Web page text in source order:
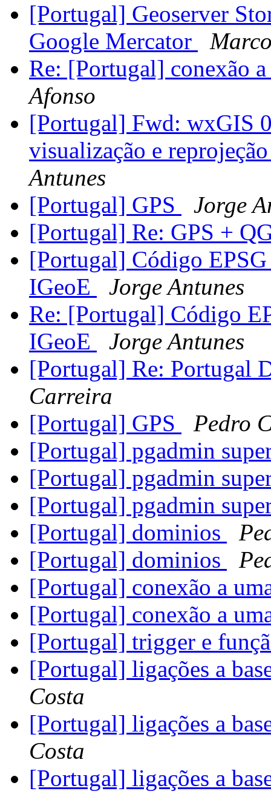
[Portugal] Geoserver
Google Mercator
Re: [Portugal] conexão
Afonso
[Portugal] Fwd: wxGIS
visualização e
Antunes
[Portugal] GPS
Jorge
[Portugal] Re: GPS +
[Portugal] Código
IGeoE
Jorge Antunes
Re: [Portugal] Código
IGeoE
Jorge Antunes
[Portugal] Re: Portugal
Carreira
[Portugal] GPS
Pedro
[Portugal] pgadmin
[Portugal] pgadmin
[Portugal] pgadmin
[Portugal] dominios
[Portugal] dominios
[Portugal] conexão a
[Portugal] conexão a
[Portugal] trigger e
[Portugal] ligações a
Costa
[Portugal] ligações a
Costa
[Portugal] ligações a